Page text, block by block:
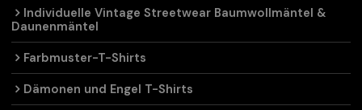
Individuelle Vintage Streetwear Baumwollmäntel &
Daunenmäntel
Farbmuster-T-Shirts
Dämonen und Engel T-Shirts